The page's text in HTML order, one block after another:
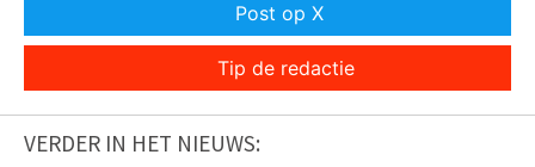
Post op X
Tip de redactie
VERDER IN HET NIEUWS: